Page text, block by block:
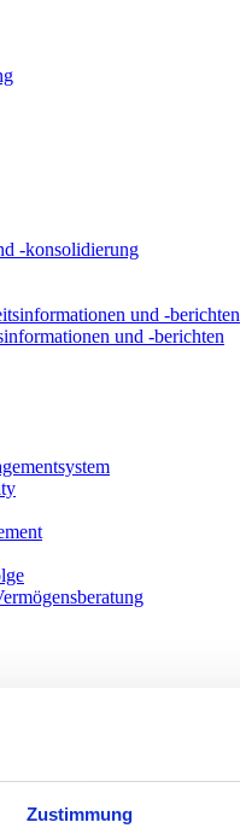
Zustimmung
-konsolidierung
und -berichten
und -berichten